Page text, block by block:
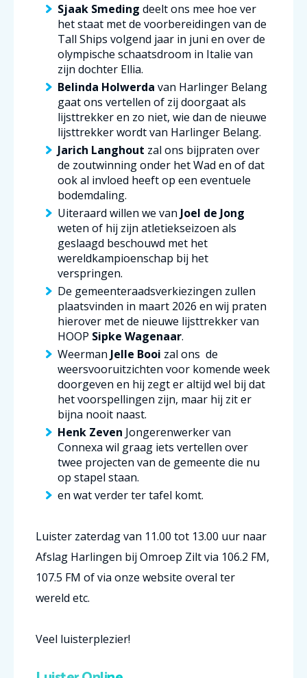
Sjaak Smeding deelt ons mee hoe ver
het staat met de voorbereidingen van de
Tall Ships volgend jaar in juni en over de
olympische schaatsdroom in Italie van
zijn dochter Ellia.
Belinda Holwerda van Harlinger Belang
gaat ons vertellen of zij doorgaat als
lijsttrekker en zo niet, wie dan de nieuwe
lijsttrekker wordt van Harlinger Belang.
Jarich Langhout zal ons bijpraten over
de zoutwinning onder het Wad en of dat
ook al invloed heeft op een eventuele
bodemdaling.
Uiteraard willen we van Joel de Jong
weten of hij zijn atletiekseizoen als
geslaagd beschouwd met het
wereldkampioenschap bij het
verspringen.
De gemeenteraadsverkiezingen zullen
plaatsvinden in maart 2026 en wij praten
hierover met de nieuwe lijsttrekker van
HOOP Sipke Wagenaar.
Weerman Jelle Booi zal ons de
weersvooruitzichten voor komende week
doorgeven en hij zegt er altijd wel bij dat
het voorspellingen zijn, maar hij zit er
bijna nooit naast.
Henk Zeven Jongerenwerker van
Connexa wil graag iets vertellen over
twee projecten van de gemeente die nu
op stapel staan.
en wat verder ter tafel komt.
Luister zaterdag van 11.00 tot 13.00 uur naar
Afslag Harlingen bij Omroep Zilt via 106.2 FM,
107.5 FM of via onze website overal ter
wereld etc.
Veel luisterplezier!